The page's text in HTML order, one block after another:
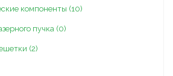
компоненты (10)
пучка (0)
(2)